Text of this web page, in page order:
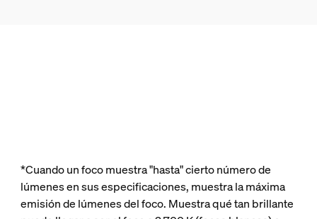
*Cuando un foco muestra "hasta" cierto número de
lúmenes en sus especificaciones, muestra la máxima
emisión de lúmenes del foco. Muestra qué tan brillante